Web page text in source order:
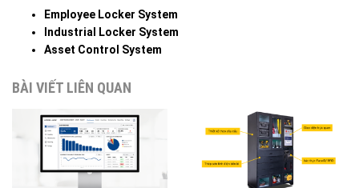
Employee Locker System
Industrial Locker System
Asset Control System
BÀI VIẾT LIÊN QUAN